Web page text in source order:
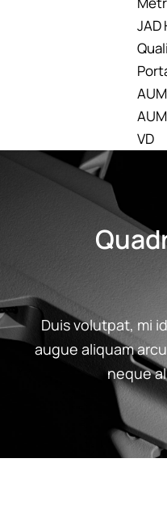
JAD
VD
Duis volutpat, mi
augue aliquam
neque